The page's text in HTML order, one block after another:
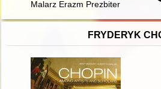
Malarz Erazm Prezbiter :
FRYDERYK